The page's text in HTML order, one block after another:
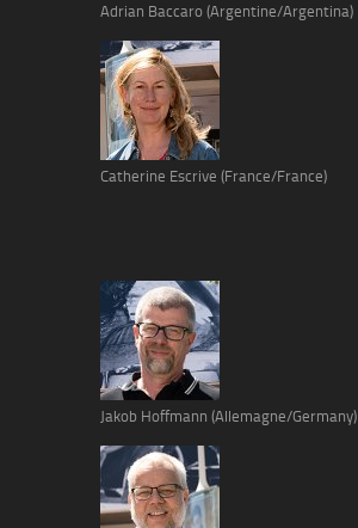
Adrian Baccaro (Argentine/Argentina)
Catherine Escrive (France/France)
Jakob Hoffmann (Allemagne/Germany)